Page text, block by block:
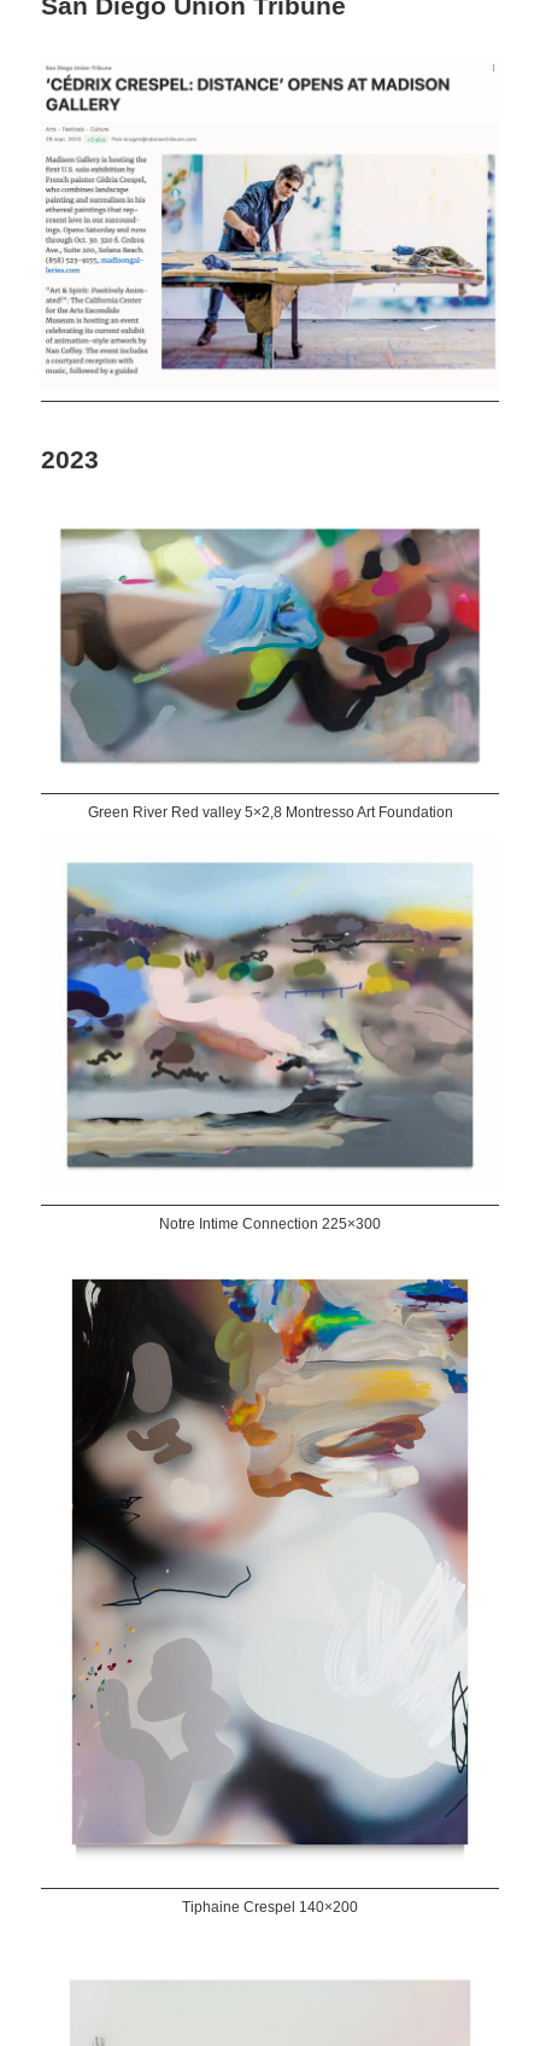
San Diego Union Tribune
2023
Green River Red valley 5×2,8 Montresso Art Foundation
Notre Intime Connection 225×300
Tiphaine Crespel 140×200